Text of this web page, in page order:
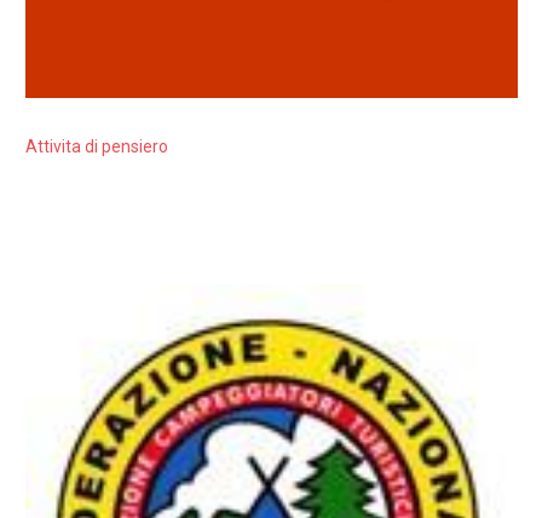
Attivita di pensiero